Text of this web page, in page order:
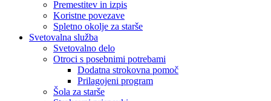
Premestitev in izpis
Koristne povezave
Spletno okolje za starše
Svetovalna služba
Svetovalno delo
Otroci s posebnimi potrebami
Dodatna strokovna pomoč
Prilagojeni program
Šola za starše